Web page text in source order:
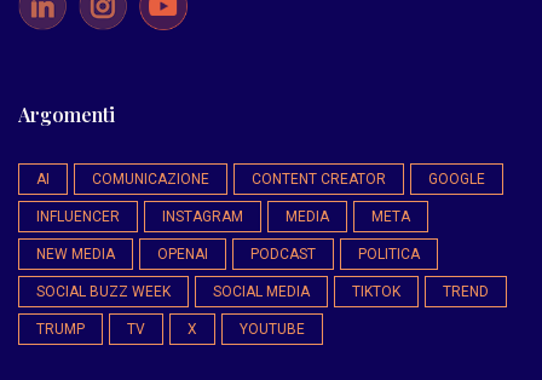
Argomenti
AI COMUNICAZIONE CONTENT CREATOR GOOGLE
INFLUENCER INSTAGRAM MEDIA META
NEW MEDIA OPENAI PODCAST POLITICA
SOCIAL BUZZ WEEK SOCIAL MEDIA TIKTOK TREND
TRUMP TV X YOUTUBE